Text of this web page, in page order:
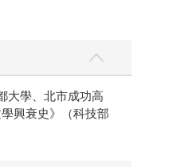
大學、北市成功高
興衰史》（科技部